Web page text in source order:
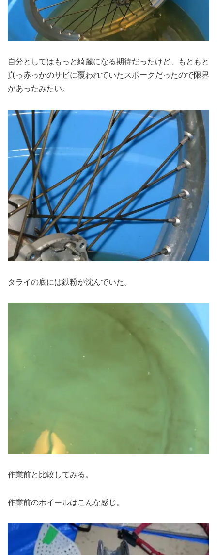
自分としてはもっと綺麗になる期待だったけど、もともと
真っ赤っかのサビに覆われていたスポークだったので限界
があったみたい。
タライの底には鉄粉が沈んでいた。
作業前と比較してみる。
作業前のホイールはこんな感じ。